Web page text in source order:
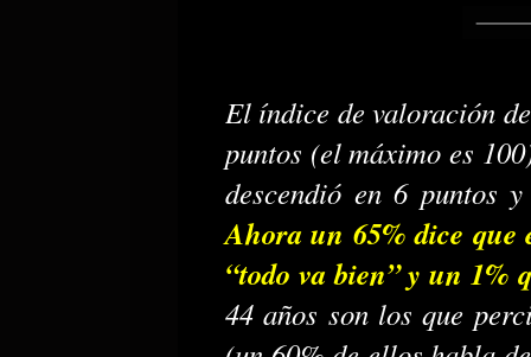
El índice de valoración
puntos (el máximo es
descendió en 6 puntos
Ahora un 65% dice que
“todo va bien” y un 1%
44 años son los que